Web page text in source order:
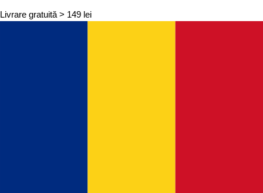
Livrare gratuită > 149 lei